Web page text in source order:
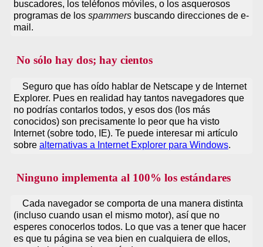
buscadores, los teléfonos móviles, o los asquerosos
programas de los spammersbuscando direcciones de e-
mail.
No sólo hay dos; hay cientos
Seguro que has oído hablar de Netscape y de Internet
Explorer. Pues en realidad hay tantos navegadores que
no podrías contarlos todos, y esos dos (los más
conocidos) son precisamente lo peor que ha visto
Internet (sobre todo, IE). Te puede interesar mi artículo
sobre alternativas a Internet Explorer para Windows.
Ninguno implementa al 100% los estándares
Cada navegador se comporta de una manera distinta
(incluso cuando usan el mismo motor), así que no
esperes conocerlos todos. Lo que vas a tener que hacer
es que tu página se vea bien en cualquiera de ellos,